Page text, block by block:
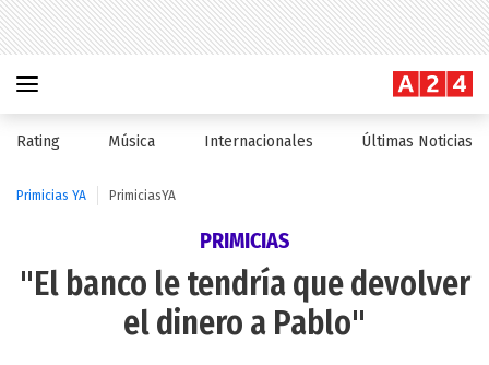
Rating Música Internacionales Últimas Noticias
Primicias YA PrimiciasYA
PRIMICIAS
"El banco le tendría que devolver
el dinero a Pablo"